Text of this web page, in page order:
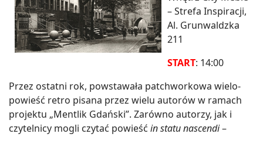
– Strefa Inspiracji,
Al. Grunwaldzka
211
START: 14:00
Przez ostatni rok, powstawała patchworkowa wielo-
powieść retro pisana przez wielu autorów w ramach
projektu „Mentlik Gdański”. Zarówno autorzy, jak i
czytelnicy mogli czytać powieść in statu nascendi–